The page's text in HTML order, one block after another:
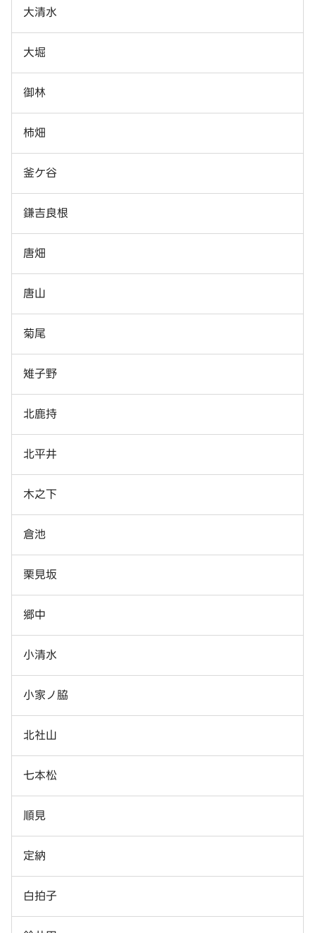
大清水
大堀
御林
柿畑
釜ケ谷
鎌吉良根
唐畑
唐山
菊尾
雉子野
北鹿持
北平井
木之下
倉池
栗見坂
郷中
小清水
小家ノ脇
北社山
七本松
順見
定納
白拍子